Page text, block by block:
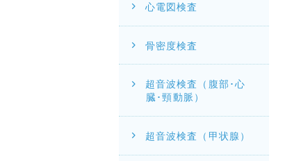
心電図検査
骨密度検査
超音波検査（腹部･心
臓･頸動脈）
超音波検査（甲状腺）